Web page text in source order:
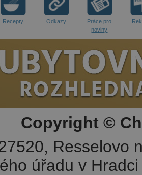
Recepty Odkazy
Práce pro
noviny
Copyright ©
Resselovo
úřadu v